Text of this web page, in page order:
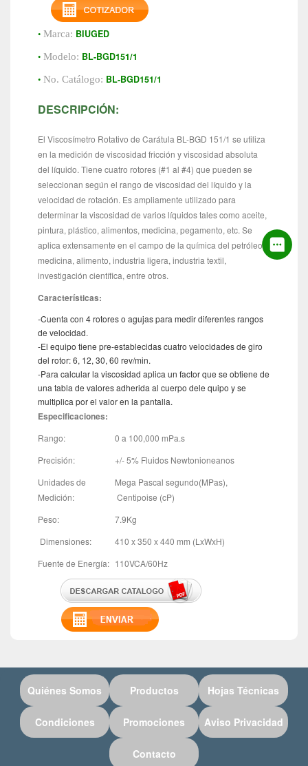
• Marca: BIUGED
• Modelo: BL-BGD151/1
• No. Catálogo: BL-BGD151/1
DESCRIPCIÓN:
El Viscosímetro Rotativo de Carátula BL-BGD 151/1 se utiliza
en la medición de viscosidad fricción y viscosidad absoluta
del líquido. Tiene cuatro rotores (#1 al #4) que pueden se
seleccionan según el rango de viscosidad del líquido y la
velocidad de rotación. Es ampliamente utilizado para
determinar la viscosidad de varios líquidos tales como aceite,
pintura, plástico, alimentos, medicina, pegamento, etc. Se
aplica extensamente en el campo de la química del petróleo,
medicina, alimento, industria ligera, industria textil,
investigación científica, entre otros.
Características:
-Cuenta con 4 rotores o agujas para medir diferentes rangos
de velocidad.
-El equipo tiene pre-establecidas cuatro velocidades de giro
del rotor: 6, 12, 30, 60 rev/min.
-Para calcular la viscosidad aplica un factor que se obtiene de
una tabla de valores adherida al cuerpo dele quipo y se
multiplica por el valor en la pantalla.
Especificaciones:
Rango:
0 a 100,000 mPa.s
Precisión:
+/- 5% Fluidos Newtonioneanos
Unidades de
Medición:
Mega Pascal segundo(MPas),
Centipoise (cP)
Peso:
7.9Kg
Dimensiones:
410 x 350 x 440 mm (LxWxH)
Fuente de Energía: 110VCA/60Hz
Quiénes Somos Productos Hojas Técnicas
Condiciones Promociones Aviso Privacidad
Contacto